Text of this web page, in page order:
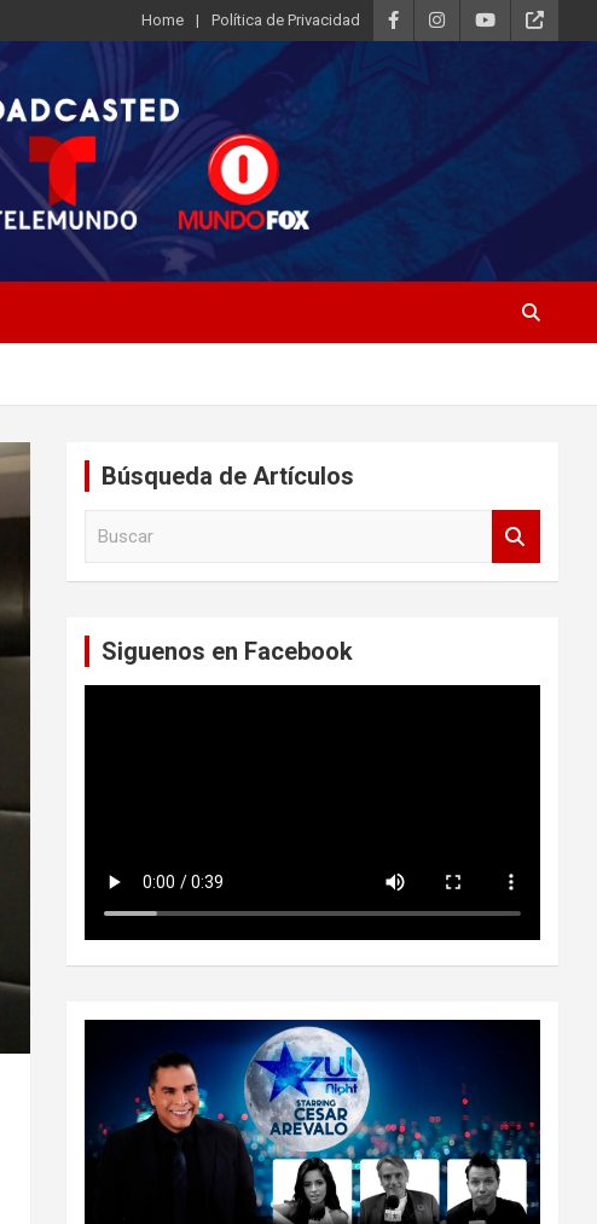
Home Política de Privacidad
Búsqueda de Artículos
Siguenos en Facebook